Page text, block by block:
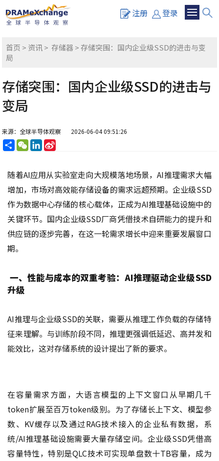
注册 登录
首页 > 资讯>存储器> 存储突围：国内企业级SSD的进击与变
局
存储突围：国内企业级SSD的进击与
变局
来源：全球半导体观察 2026-06-04 09:51:26
分
享
WeChatLinkedIn
随着AI应用从实验室走向大规模落地场景，AI推理需求大幅
增加，市场对高效能存储设备的需求远超预期。企业级SSD
作为数据中心存储的核心载体，正成为AI推理基础设施中的
关键环节。国内企业级SSD厂商凭借技术自研能力的提升和
供应链的逐步完善，在这一轮需求增长中迎来重要发展窗口
期。
一、性能与成本的双重考验：AI推理驱动企业级SSD
升级
AI推理与企业级SSD的关联，需要从推理工作负载的存储特
征来理解。与训练阶段不同，推理更强调低延迟、高并发和
能效比，这对存储系统的设计提出了新的要求。
在容量需求方面，大语言模型的上下文窗口从早期几千
token扩展至百万token级别。为了存储长上下文、模型参
数、KV缓存以及通过RAG技术接入的企业私有数据，系
统/AI推理基础设施需要大量存储空间。企业级SSD凭借高
容量特性，特别是QLC技术可实现单盘数十TB容量，成为